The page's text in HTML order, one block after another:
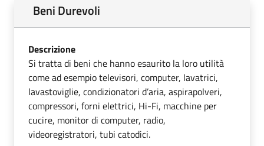
Beni Durevoli
Descrizione
Si tratta di beni che hanno esaurito la loro utilità
come ad esempio televisori, computer, lavatrici,
lavastoviglie, condizionatori d’aria, aspirapolveri,
compressori, forni elettrici, Hi-Fi, macchine per
cucire, monitor di computer, radio,
videoregistratori, tubi catodici.